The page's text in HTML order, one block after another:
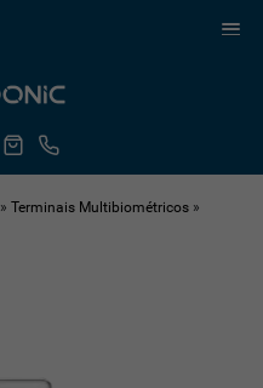
»Terminais Multibiométricos »